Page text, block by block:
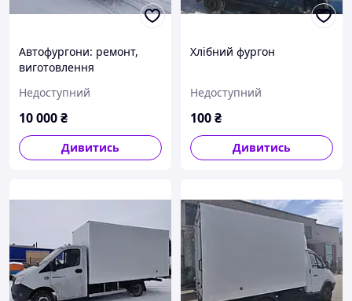
Автофургони: ремонт,
виготовлення
Недоступний
10 000₴
Дивитись
Хлібний фургон
Недоступний
100₴
Дивитись